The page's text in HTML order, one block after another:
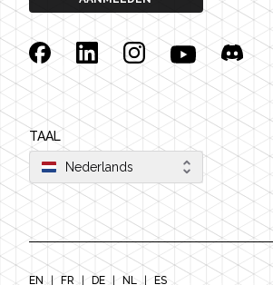
FacebookLinkedinInstagramYouTubeDiscord
TAAL
Nederlands
EN FR DE NL ES